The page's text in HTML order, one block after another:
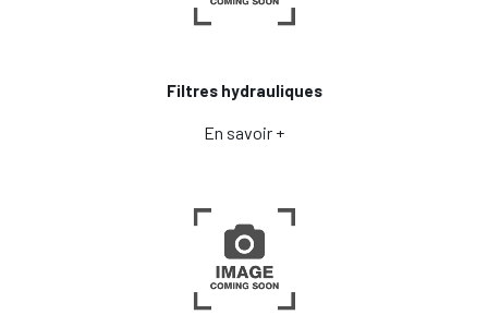
Filtres hydrauliques
En savoir +